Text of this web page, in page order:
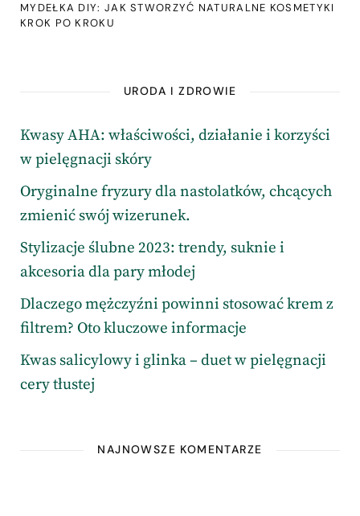
MYDEŁKA DIY: JAK STWORZYĆ NATURALNE KOSMETYKI
KROK PO KROKU
URODA I ZDROWIE
Kwasy AHA: właściwości, działanie i korzyści
w pielęgnacji skóry
Oryginalne fryzury dla nastolatków, chcących
zmienić swój wizerunek.
Stylizacje ślubne 2023: trendy, suknie i
akcesoria dla pary młodej
Dlaczego mężczyźni powinni stosować krem z
filtrem? Oto kluczowe informacje
Kwas salicylowy i glinka – duet w pielęgnacji
cery tłustej
NAJNOWSZE KOMENTARZE